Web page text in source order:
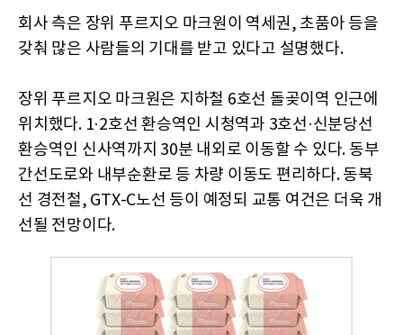
회사 측은 장위 푸르지오 마크원이 역세권, 초품아 등을
갖춰 많은 사람들의 기대를 받고 있다고 설명했다.
장위 푸르지오 마크원은 지하철 6호선 돌곶이역 인근에
위치했다. 1·2호선 환승역인 시청역과 3호선·신분당선
환승역인 신사역까지 30분 내외로 이동할 수 있다. 동부
간선도로와 내부순환로 등 차량 이동도 편리하다. 동북
선 경전철, GTX-C노선 등이 예정되 교통 여건은 더욱 개
선될 전망이다.